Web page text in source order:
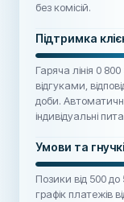
без комісій.
Підтримка
Гаряча лінія 0
відгуками,
доби.
індивідуальні
Умови та
Позики від 500
графік платежів